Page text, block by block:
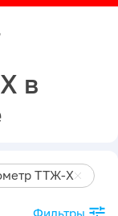
в
ТТЖ-Х
Фильтры